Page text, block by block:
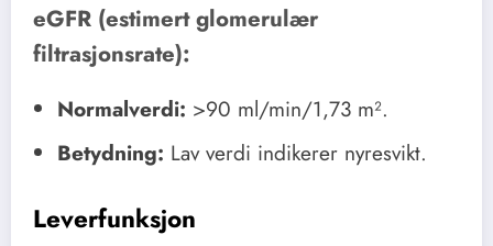
eGFR (estimert glomerulær
filtrasjonsrate):
Normalverdi: >90 ml/min/1,73 m².
Betydning: Lav verdi indikerer nyresvikt.
Leverfunksjon